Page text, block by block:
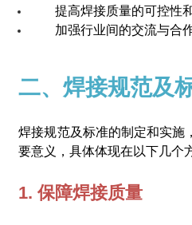
提高焊接质量的可控性
加强行业间的交流与合
二、焊接规范及
焊接规范及标准的制定和实施
要意义，具体体现在以下几个
1. 保障焊接质量